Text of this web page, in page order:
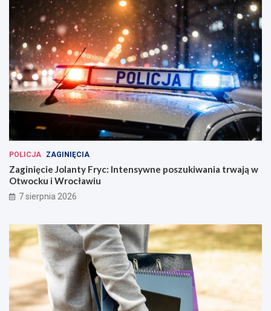
POLICJA ZAGINIĘCIA
Zaginięcie Jolanty Fryc: Intensywne poszukiwania trwają w
Otwocku i Wrocławiu
7 sierpnia 2026